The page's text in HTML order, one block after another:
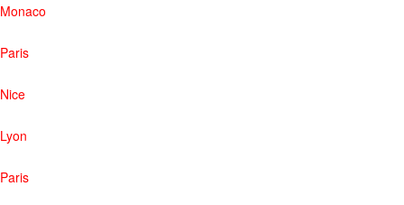
Monaco
Paris
Nice
Lyon
Paris